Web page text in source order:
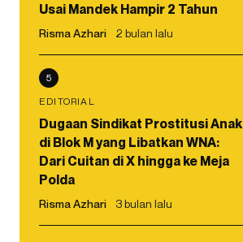
Usai Mandek Hampir 2 Tahun
Risma Azhari 2 bulan lalu
5
EDITORIAL
Dugaan Sindikat Prostitusi Anak
di Blok M yang Libatkan WNA:
Dari Cuitan di X hingga ke Meja
Polda
Risma Azhari 3 bulan lalu